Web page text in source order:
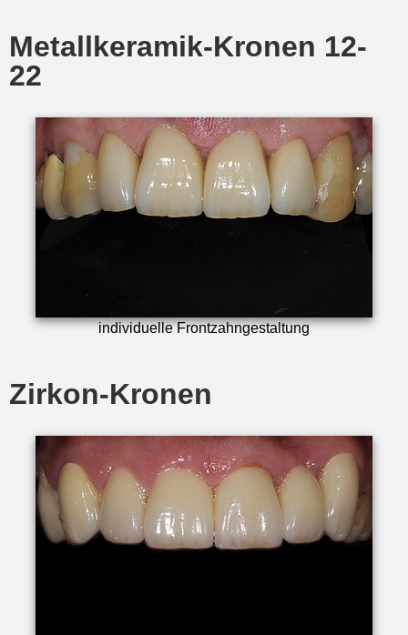
Metallkeramik-Kronen 12-
22
individuelle Frontzahngestaltung
Zirkon-Kronen